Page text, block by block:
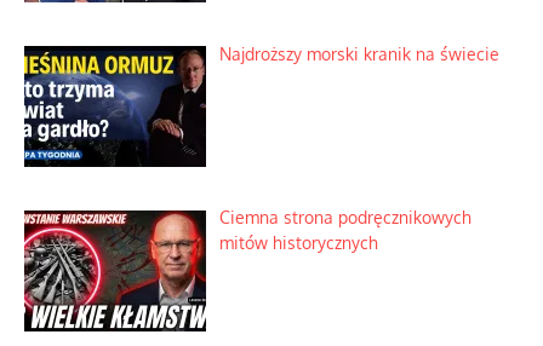
Najdroższy morski kranik na świecie
Ciemna strona podręcznikowych
mitów historycznych